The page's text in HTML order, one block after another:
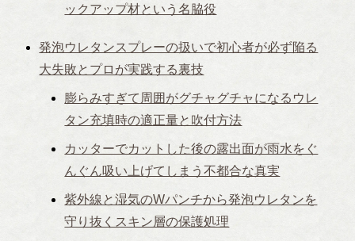
ックアップ材という名脇役
発泡ウレタンスプレーの扱いで初心者が必ず陥る
大失敗とプロが実践する裏技
膨らみすぎて周囲がグチャグチャになるウレ
タン充填時の適正量と吹付方法
カッターでカットした後の露出面が雨水をぐ
んぐん吸い上げてしまう不都合な真実
紫外線と湿気のWパンチから発泡ウレタンを
守り抜くスキン層の保護処理